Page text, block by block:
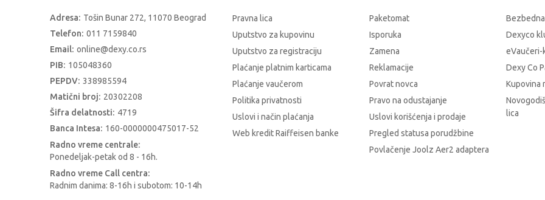
Adresa: Tošin Bunar 272, 11070 Beograd
Telefon: 011 7159840
Email: online@dexy.co.rs
PIB: 105048360
PEPDV: 338985594
Matični broj: 20302208
Šifra delatnosti: 4719
Banca Intesa: 160-0000000475017-52
Radno vreme centrale:
Ponedeljak-petak od 8 - 16h.
Radno vreme Call centra:
Radnim danima: 8-16h i subotom: 10-14h
Pravna lica
Uputstvo za kupovinu
Uputstvo za registraciju
Plaćanje platnim karticama
Plaćanje vaučerom
Politika privatnosti
Uslovi i način plaćanja
Web kredit Raiffeisen banke
Paketomat
Isporuka
Zamena
Reklamacije
Povrat novca
Pravo na odustajanje
Uslovi korišćenja i prodaje
Pregled statusa porudžbine
Povlačenje Joolz Aer2 adaptera
Dexyco
Dexy Co
Kupovina
lica